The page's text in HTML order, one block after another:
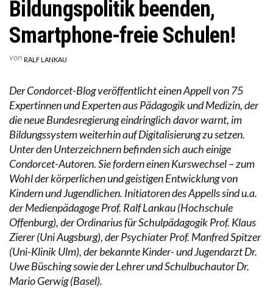
Bildungspolitik beenden,
Smartphone-freie Schulen!
von RALF LANKAU
Der Condorcet-Blog veröffentlicht einen Appell von 75
Expertinnen und Experten aus Pädagogik und Medizin, der
die neue Bundesregierung eindringlich davor warnt, im
Bildungssystem weiterhin auf Digitalisierung zu setzen.
Unter den Unterzeichnern befinden sich auch einige
Condorcet-Autoren. Sie fordern einen Kurswechsel – zum
Wohl der körperlichen und geistigen Entwicklung von
Kindern und Jugendlichen. Initiatoren des Appells sind u.a.
der Medienpädagoge Prof. Ralf Lankau (Hochschule
Offenburg), der Ordinarius für Schulpädagogik Prof. Klaus
Zierer (Uni Augsburg), der Psychiater Prof. Manfred Spitzer
(Uni-Klinik Ulm), der bekannte Kinder- und Jugendarzt Dr.
Uwe Büsching sowie der Lehrer und Schulbuchautor Dr.
Mario Gerwig (Basel).